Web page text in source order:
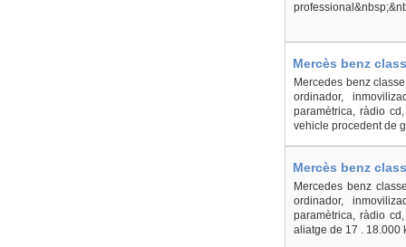
Mercès benz
Mercedes benz
ordinador,
paramètrica, ràdio
vehicle procedent de
Mercès benz
Mercedes benz
ordinador,
paramètrica, ràdio
aliatge de 17 . 18.000